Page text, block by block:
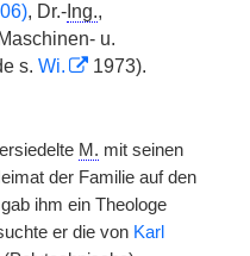
, Dr.- Ing.,
u.
s. Wi. 1973).
M. mit seinen
der Familie auf den
ihm ein Theologe
er die von Karl